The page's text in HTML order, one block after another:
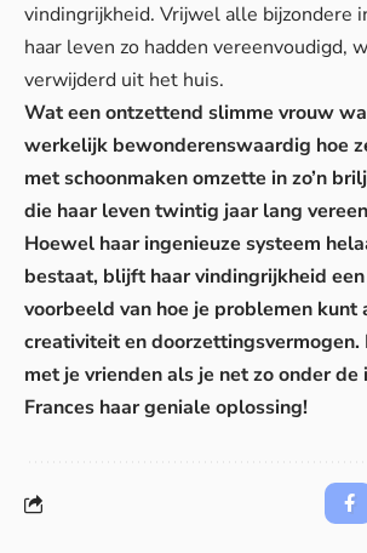
vindingrijkheid. Vrijwel alle bijzondere
haar leven zo hadden vereenvoudigd,
verwijderd uit het huis.
Wat een ontzettend slimme vrouw
werkelijk bewonderenswaardig hoe
met schoonmaken omzette in zo’n
die haar leven twintig jaar lang
Hoewel haar ingenieuze systeem
bestaat, blijft haar vindingrijkheid
voorbeeld van hoe je problemen kunt
creativiteit en
met je vrienden als je net zo onder
Frances haar geniale oplossing!